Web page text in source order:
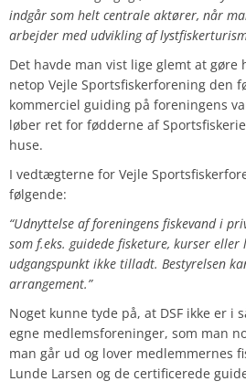
indgår som helt centrale aktører, når
arbejder med udvikling af
Det havde man vist lige glemt at gøre
netop Vejle Sportsfiskerforening den
kommerciel guiding på foreningens
løber ret for fødderne af
huse.
I vedtægterne for Vejle
følgende:
“Udnyttelse af foreningens fiskevand i
som f.eks. guidede fisketure, kurser eller
udgangspunkt ikke tilladt. Bestyrelsen
arrangement.”
Noget kunne tyde på, at DSF ikke er i
egne medlemsforeninger, som man
man går ud og lover medlemmernes
Lunde Larsen og de certificerede